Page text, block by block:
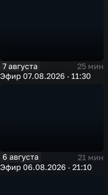
7 августа
25 мин
Эфир 07.08.2026 · 11:30
6 августа
21 мин
Эфир 06.08.2026 · 21:10